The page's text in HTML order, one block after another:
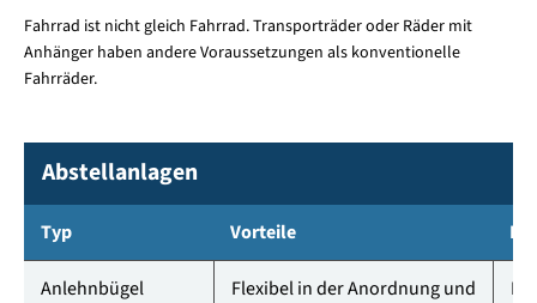
Fahrrad ist nicht gleich Fahrrad. Transporträder oder Räder mit
Anhänger haben andere Voraussetzungen als konventionelle
Fahrräder.
Abstellanlagen
Typ Vorteile
Anlehnbügel
Flexibel in der Anordnung und